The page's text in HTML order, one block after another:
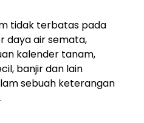
tidak terbatas pada
daya air semata,
kalender tanam,
banjir dan lain
sebuah keterangan